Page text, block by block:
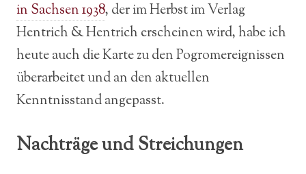
in Sachsen 1938, der im Herbst im Verlag
Hentrich & Hentrich erscheinen wird, habe ich
heute auch die Karte zu den Pogromereignissen
überarbeitet und an den aktuellen
Kenntnisstand angepasst.
Nachträge und Streichungen